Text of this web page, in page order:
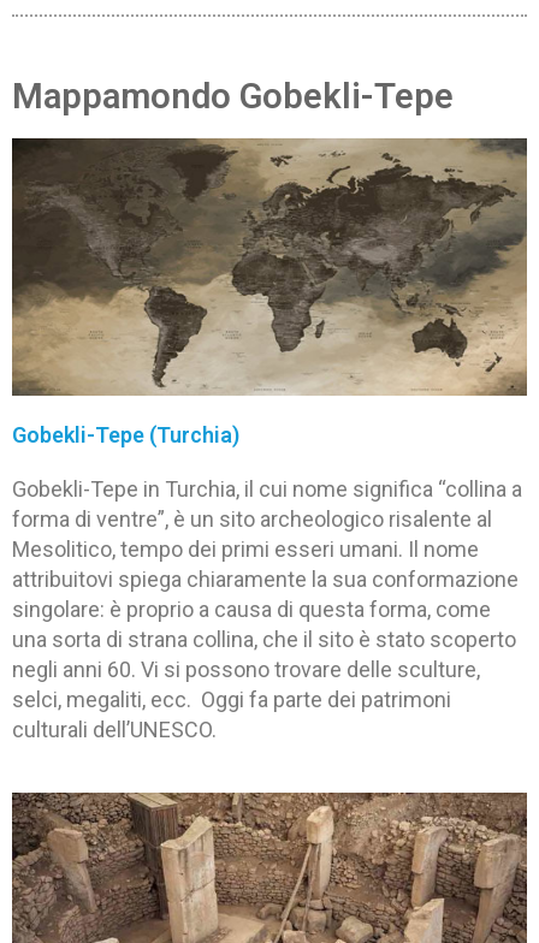
Mappamondo Gobekli-Tepe
Gobekli-Tepe (Turchia)
Gobekli-Tepe in Turchia, il cui nome significa “collina a
forma di ventre”, è un sito archeologico risalente al
Mesolitico, tempo dei primi esseri umani. Il nome
attribuitovi spiega chiaramente la sua conformazione
singolare: è proprio a causa di questa forma, come
una sorta di strana collina, che il sito è stato scoperto
negli anni 60. Vi si possono trovare delle sculture,
selci, megaliti, ecc. Oggi fa parte dei patrimoni
culturali dell’UNESCO.